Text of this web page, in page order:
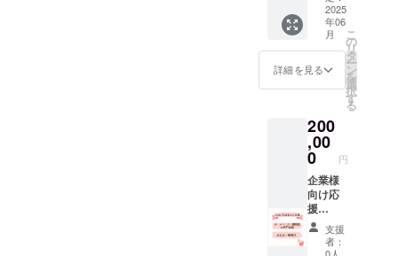
ら1年間
掲載 機
関紙：
オリー
ブメー
ル冬号
掲載 備
入力必
須です
・ご支
援時、
掲載ご
希望の
お名前
を備考
へご入
力くだ
兼 税
額控除
に係る
証明
書】 ★
ご希望
の方
お名前
を掲
載】
【法人
の機関
紙にお
名前を
掲載】
HP掲載
期間:令
2025
年06
月
詳細を見る
こ
の
リ
タ
ー
ン
を
選
択
す
る
200
,00
0 円
企業様
向け応
援
200,000
円コー
ス 【お
支援
者：
0人